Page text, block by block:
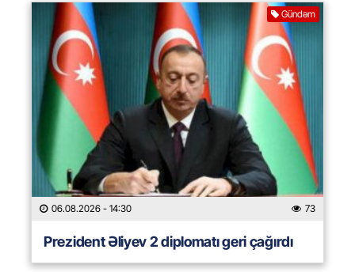
Gündəm
06.08.2026 - 14:30 73
Prezident Əliyev 2 diplomatı geri çağırdı